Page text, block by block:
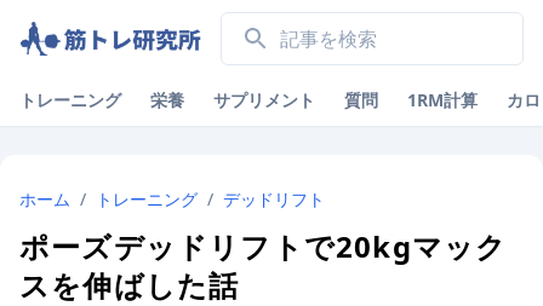
トレーニング 栄養 サプリメント 質問 1RM計算 カ
ホーム / トレーニング / デッドリフト
ポーズデッドリフトで20kgマック
スを伸ばした話